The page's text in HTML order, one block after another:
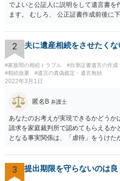
でよいと公証人に説明をして遺言書を
ます。 むしろ、 公正証書作成前後に
月に携帯が新しくなった母からの第一
「面会に来てくれ」で、長男に聞く
話の使い方を教える為に会っている
電話が切れました。その後の電話でも
にチップが埋められている」等、おか
録、介護認定の資料、介護記録を取得
2 夫に遺産相続をさせたくな
#家族間の相続トラブル #自筆証書遺言の作成
#相続放棄
#遺言の真偽鑑定・遺言無効
2022年3月1日
匿名B 弁護士
あなたのお考えが実現できるかどうか
請求を家庭裁判所で認めてもらえるか
となる事実関係は、「虐待」をうけ
「廃除」は遺言でも可能です（民法８
情を話して相談して、「廃除」が可
とをお勧めします。
3 提出期限を守らないのは良